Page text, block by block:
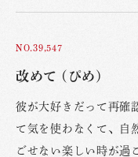
NO.39,547
改めて (ぴめ)
彼が大好きだって再確
て気を使わなくて、自
ごせない楽しい時が過